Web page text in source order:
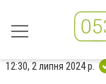
12:30, 2 липня 2024 р.